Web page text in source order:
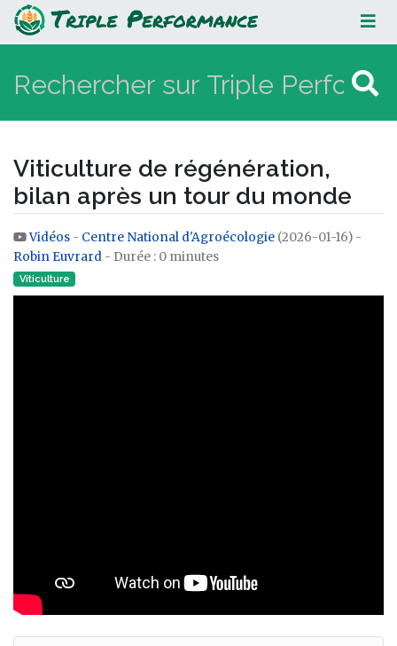
Viticulture de régénération, bilan
après un tour du monde
Viticulture de régénération,
bilan après un tour du monde
Aller à :navigation,rechercher
Vidéos - Centre National d'Agroécologie (2026-01-16) -
Robin Euvrard - Durée : 0 minutes
Viticulture